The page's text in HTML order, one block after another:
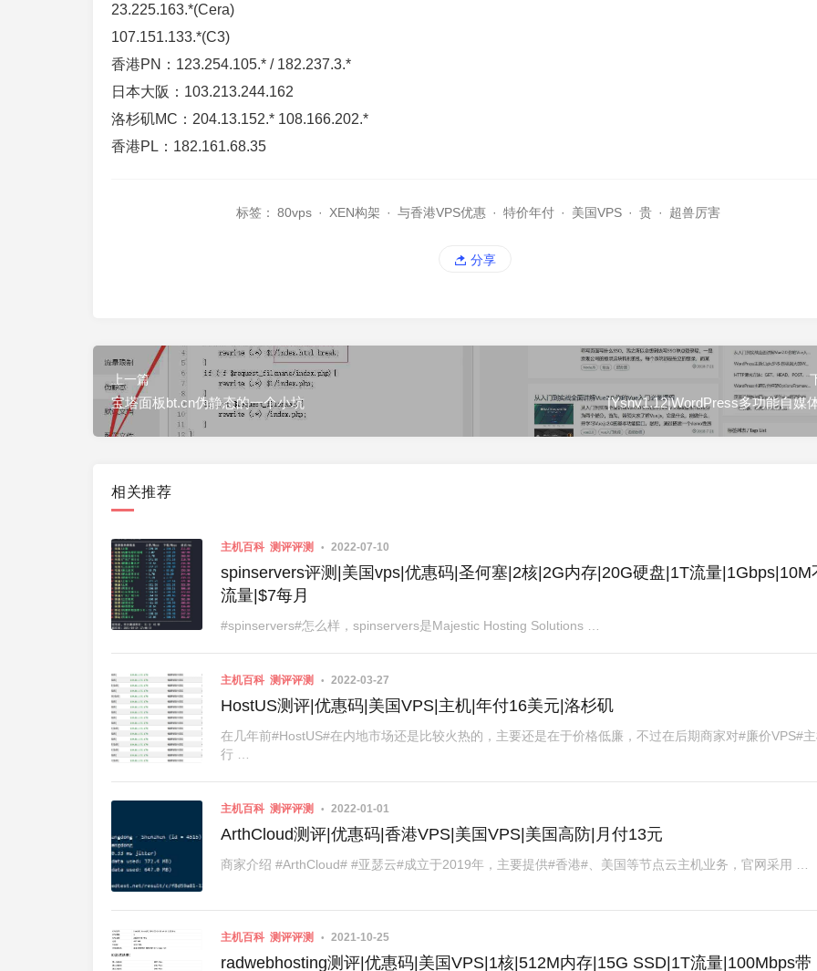
23.225.163.*(Cera)
107.151.133.*(C3)
香港PN：123.254.105.* / 182.237.3.*
日本大阪：103.213.244.162
洛杉矶MC：204.13.152.* 108.166.202.*
香港PL：182.161.68.35
标签： 80vps · XEN构架 · 与香港VPS优惠 · 特价年付 · 美国VPS · 贵 · 超兽厉害
分享
上一篇
宝塔面板bt.cn伪静态的一个小坑 |Ysnv1.12|WordPress多功能自媒
相关推荐
主机百科 测评评测 2022-07-10
spinservers评测|美国vps|优惠码|圣何塞|2核|2G内存|20G硬盘|1T流量|1Gbps|10M
流量|$7每月
#spinservers#怎么样，spinservers是Majestic Hosting Solutions …
主机百科 测评评测 2022-03-27
HostUS测评|优惠码|美国VPS|主机|年付16美元|洛杉矶
在几年前#HostUS#在内地市场还是比较火热的，主要还是在于价格低廉，不过在后期商家对#廉价VPS#
行 …
主机百科 测评评测 2022-01-01
ArthCloud测评|优惠码|香港VPS|美国VPS|美国高防|月付13元
商家介绍 #ArthCloud# #亚瑟云#成立于2019年，主要提供#香港#、美国等节点云主机业务，官网采用 …
主机百科 测评评测 2021-10-25
radwebhosting测评|优惠码|美国VPS|1核|512M内存|15G SSD|1T流量|100Mbps带